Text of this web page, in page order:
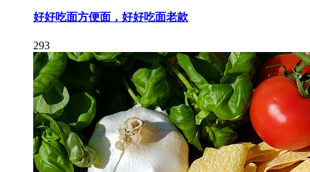
好好吃面方便面，好好吃面老款
293